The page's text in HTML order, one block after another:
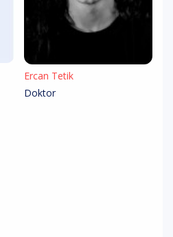
Ercan Tetik
Doktor